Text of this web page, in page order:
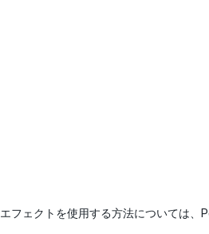
エフェクトを使用する方法については、